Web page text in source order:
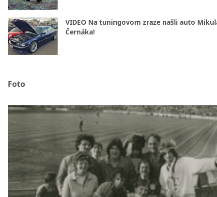
VIDEO Na tuningovom zraze našli auto
Černáka!
Foto